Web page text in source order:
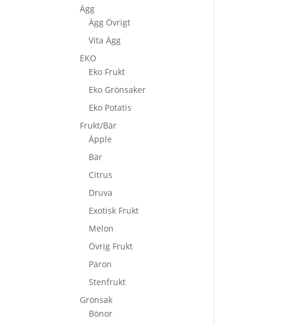
Ägg
Ägg Övrigt
Vita Ägg
EKO
Eko Frukt
Eko Grönsaker
Eko Potatis
Frukt/Bär
Äpple
Bär
Citrus
Druva
Exotisk Frukt
Melon
Övrig Frukt
Päron
Stenfrukt
Grönsak
Bönor